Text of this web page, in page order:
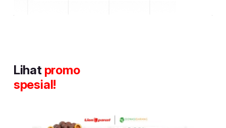
Lihat promo
spesial!